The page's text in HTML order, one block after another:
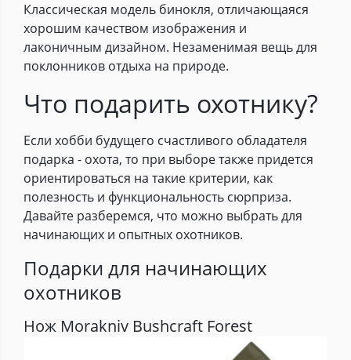
Классическая модель бинокля, отличающаяся
хорошим качеством изображения и
лаконичным дизайном. Незаменимая вещь для
поклонников отдыха на природе.
Что подарить охотнику?
Если хобби будущего счастливого обладателя
подарка - охота, то при выборе также придется
ориентироваться на такие критерии, как
полезность и функциональность сюрприза.
Давайте разберемся, что можно выбрать для
начинающих и опытных охотников.
Подарки для начинающих
охотников
Нож Morakniv Bushcraft Forest